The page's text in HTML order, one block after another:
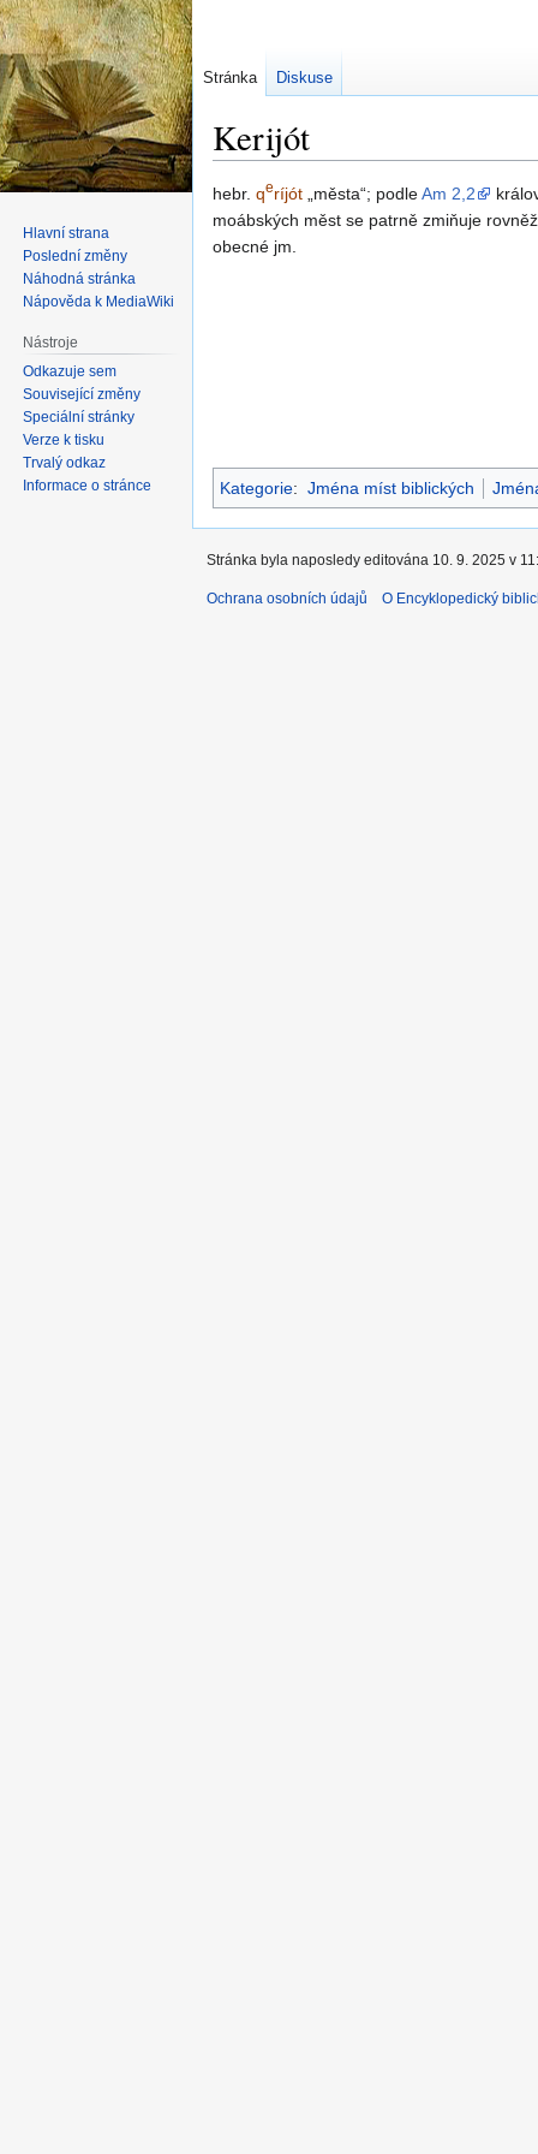
Kerijót
Skočit
na
navigaci
Skočit
na
vyhledávání
hebr. qeríjót města ; podleAm 2,2
moábských měst se patrně zmiňuje
obecné jm.
Kategorie: Jména míst biblických
Stránka Diskuse
Hlavní strana
Poslední změny
Náhodná stránka
Nápověda k MediaWiki
Nástroje
Odkazuje sem
Související změny
Speciální stránky
Verze k tisku
Trvalý odkaz
Informace o stránce
Stránka byla naposledy editována 10. 9. 2025 v
Ochrana osobních údajů O Encyklopedický